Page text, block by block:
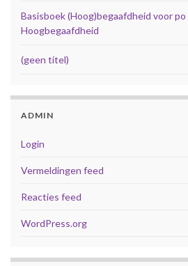
Basisboek (Hoog)begaafdheid voor
Hoogbegaafdheid
(geen titel)
ADMIN
Login
Vermeldingen feed
Reacties feed
WordPress.org